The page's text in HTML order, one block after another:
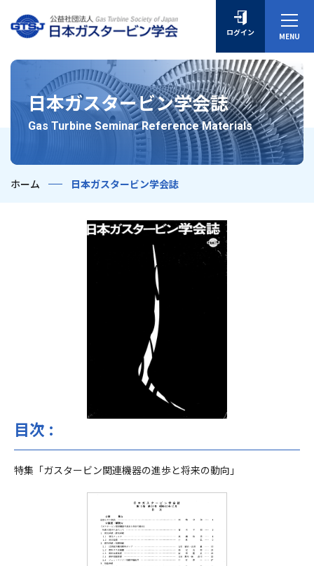
ログイン
日本ガスタービン学会誌
Gas Turbine Seminar Reference Materials
ホーム 日本ガスタービン学会誌
目次 :
特集「ガスタービン関連機器の進歩と将来の動向」